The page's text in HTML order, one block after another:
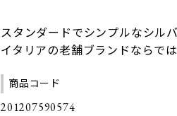
スタンダードでシンプルなシル
イタリアの老舗ブランドならで
商品コード
201207590574